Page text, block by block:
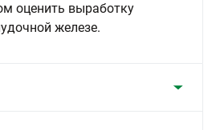
оценить выработку
железе.